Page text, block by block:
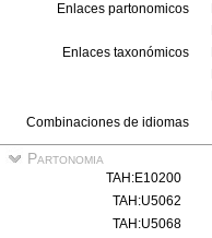
Enlaces partonomicos
Enlaces taxonómicos
Combinaciones de idiomas
Partonomia
TAH:E10200
TAH:U5062
TAH:U5068